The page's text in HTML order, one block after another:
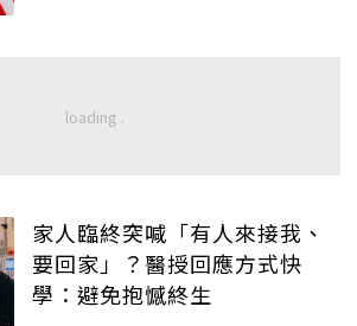
家人臨終突喊「有人來接我、
要回家」？醫授回應方式快
學：避免抱憾終生